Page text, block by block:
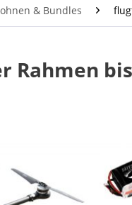
& Bundles
Rahmen